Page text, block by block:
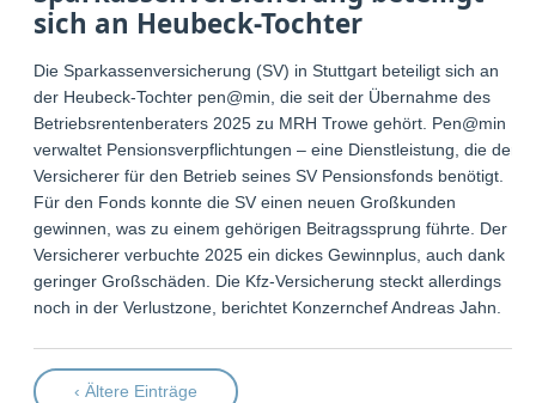
sich an Heubeck-Tochter
Die Sparkassenversicherung (SV) in Stuttgart beteiligt sich an
der Heubeck-Tochter pen@min, die seit der Übernahme des
Betriebsrentenberaters 2025 zu MRH Trowe gehört. Pen@min
verwaltet Pensionsverpflichtungen – eine Dienstleistung, die der
Versicherer für den Betrieb seines SV Pensionsfonds benötigt.
Für den Fonds konnte die SV einen neuen Großkunden
gewinnen, was zu einem gehörigen Beitragssprung führte. Der
Versicherer verbuchte 2025 ein dickes Gewinnplus, auch dank
geringer Großschäden. Die Kfz-Versicherung steckt allerdings
noch in der Verlustzone, berichtet Konzernchef Andreas Jahn.
‹ Ältere Einträge